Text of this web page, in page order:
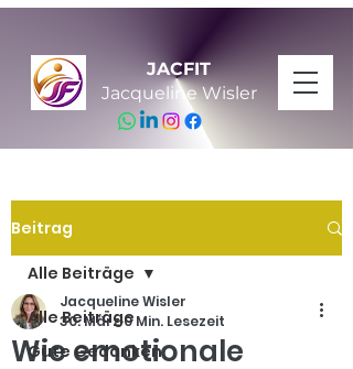
JACFIT
Jacqueline Wisler
Beitrag
Alle Beiträge
Gute Gedanken
Alle Beiträge
Wie emotionale
Jacqueline Wisler
30. März 0 Min. Lesezeit